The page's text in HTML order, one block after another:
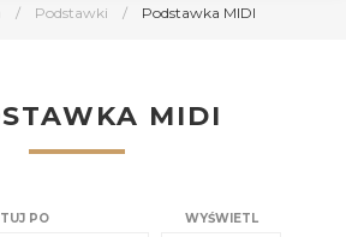
/ Podstawki / Podstawka MIDI
MIDI
PO WYŚWIETL